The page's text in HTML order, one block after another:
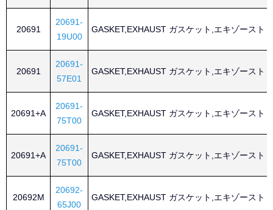
20691
20691-
19U00
GASKET,EXHAUST ガスケット,エキゾースト
20691
20691-
57E01
GASKET,EXHAUST ガスケット,エキゾースト
20691+A
20691-
75T00
GASKET,EXHAUST ガスケット,エキゾースト
20691+A
20691-
75T00
GASKET,EXHAUST ガスケット,エキゾースト
20692M
20692-
65J00
GASKET,EXHAUST ガスケット,エキゾースト